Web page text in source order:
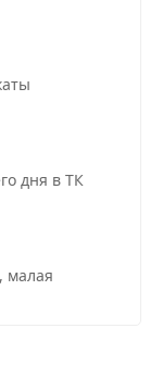
дня в ТК
малая